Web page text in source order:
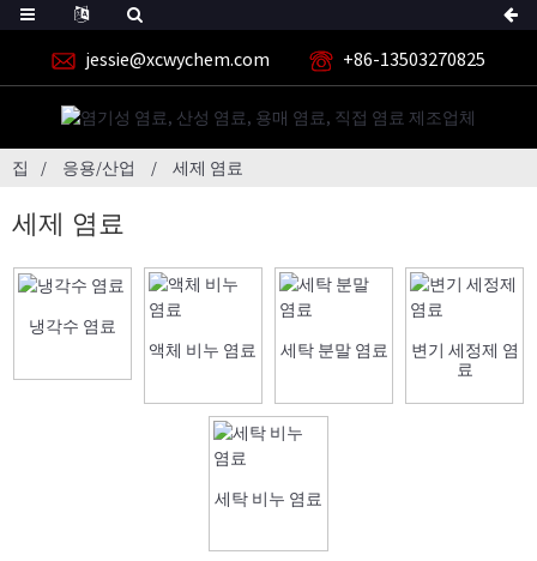
jessie@xcwychem.com +86-13503270825
집 응용/산업 세제 염료
세제 염료
냉각수 염료
액체 비누 염료
세탁 분말 염료
변기 세정제 염
료
세탁 비누 염료